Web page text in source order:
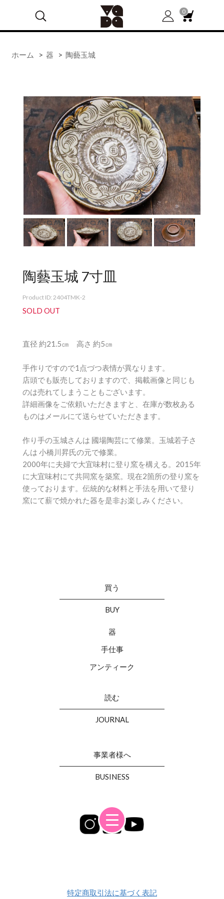
0
ホーム > 器 > 陶藝玉城
陶藝玉城 7寸皿
Product ID: 2404TMK-2
SOLD OUT
直径 約21.5㎝ 高さ 約5㎝
手作りですので1点づつ表情が異なります。
店頭でも販売しておりますので、掲載画像と同じも
のは売れてしまうこともございます。
詳細画像をご依頼いただきますと、在庫が数枚ある
ものはメールにて送らせていただきます。
作り手の玉城さんは 國場陶芸にて修業。玉城若子さ
んは 小橋川昇氏の元で修業。
2000年に夫婦で大宜味村に登り窯を構える。2015年
に大宜味村にて共同窯を築窯。現在2箇所の登り窯を
使っております。伝統的な材料と手法を用いて登り
窯にて薪で焼かれた器を是非お楽しみください。
買う
BUY
器
手仕事
アンティーク
読む
JOURNAL
事業者様へ
BUSINESS
特定商取引法に基づく表記